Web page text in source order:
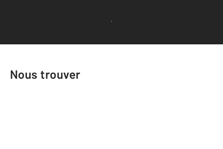
Voir tous les avis clients
Nous trouver